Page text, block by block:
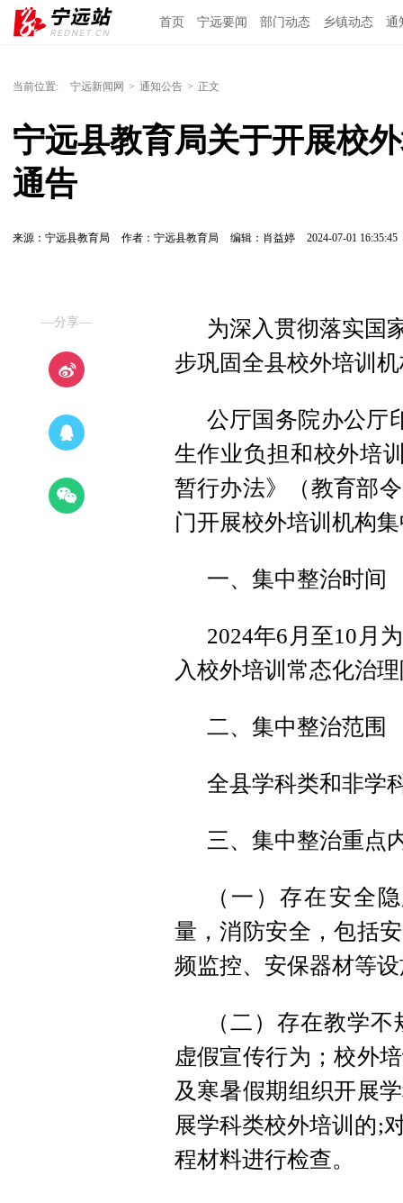
首页 宁远要闻 部门动态 乡镇动态 通
当前位置: 宁远新闻网 > 通知公告 > 正文
宁远县教育局关于开展校
通告
来源：宁远县教育局 作者：宁远县教育局 编辑：肖益婷 2024-07-01 16:35:45
—分享—
为深入贯彻落实国
步巩固全县校外培训
公厅国务院办公厅
生作业负担和校外培
暂行办法》（教育部
门开展校外培训机构
一、集中整治时间
2024年6月至10月
入校外培训常态化治
二、集中整治范围
全县学科类和非学
三、集中整治重点
（一）存在安全
量，消防安全，包括
频监控、安保器材等
（二）存在教学
虚假宣传行为；校外
及寒暑假期组织开展
展学科类校外培训的;
程材料进行检查。